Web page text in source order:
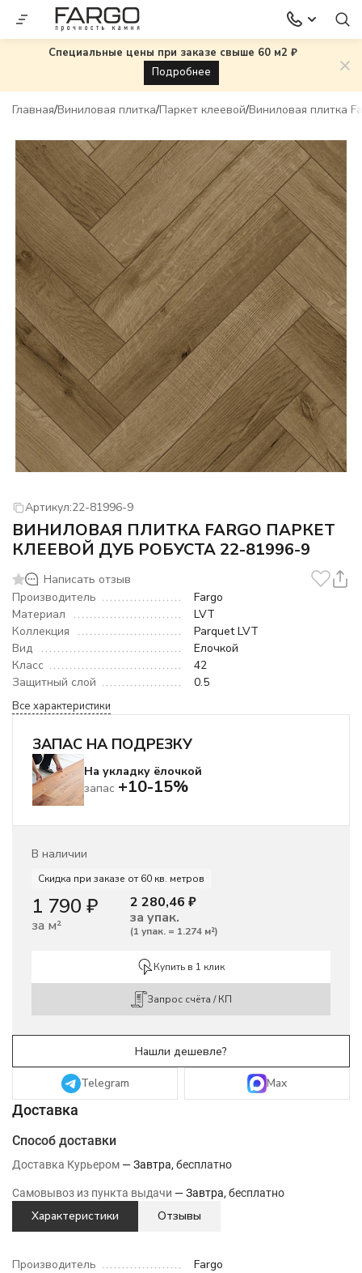
Специальные цены при заказе свыше 60 м2 ₽
Подробнее
Главная Виниловая плитка Паркет клеевой Виниловая плитка
Артикул:22-81996-9
ВИНИЛОВАЯ ПЛИТКА FARGO ПАРКЕТ
КЛЕЕВОЙ ДУБ РОБУСТА 22-81996-9
Написать отзыв
Производитель
Fargo
Материал
LVT
Коллекция
Parquet LVT
Вид
Елочкой
Класс
42
Защитный слой
0.5
Все характеристики
ЗАПАС НА ПОДРЕЗКУ
На укладку ёлочкой
запас +10-15%
В наличии
Скидка при заказе от 60 кв. метров
1 790 ₽
за м²
2 280,46 ₽
за упак.
(1 упак. = 1.274 м²)
Купить в 1 клик
Запрос счёта / КП
Telegram Max
Способ доставки
Доставка Курьером Завтра Бесплатно
Самовывоз из пункта выдачи Завтра Бесплатно
Характеристики Отзывы
Производитель
Fargo